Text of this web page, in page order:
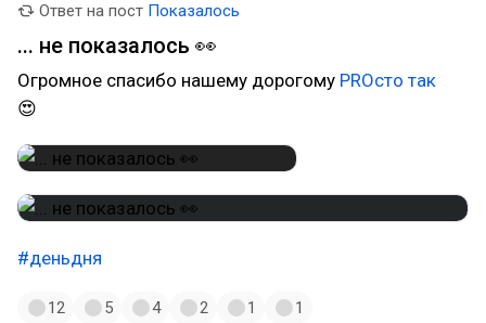
Ответ на пост Показалось
... не показалось 👀
Огромное спасибо нашему дорогому PROсто так
😍
#деньдня
12 5 4 2 1 1